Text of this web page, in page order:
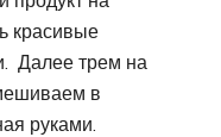
красивые
Далее трем на
в
руками.